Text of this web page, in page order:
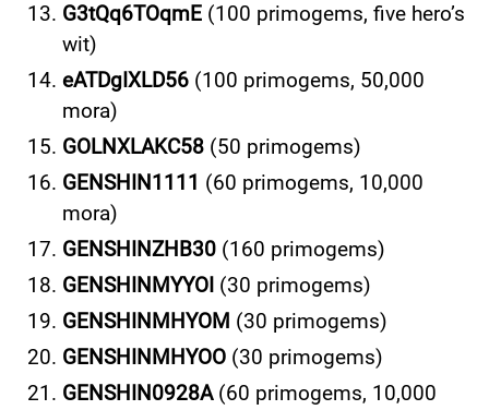
G3tQq6TOqmE (100 primogems, five hero’s
wit)
eATDgIXLD56 (100 primogems, 50,000
mora)
GOLNXLAKC58 (50 primogems)
GENSHIN1111 (60 primogems, 10,000
mora)
GENSHINZHB30 (160 primogems)
GENSHINMYYOI (30 primogems)
GENSHINMHYOM (30 primogems)
GENSHINMHYOO (30 primogems)
GENSHIN0928A(60 primogems, 10,000